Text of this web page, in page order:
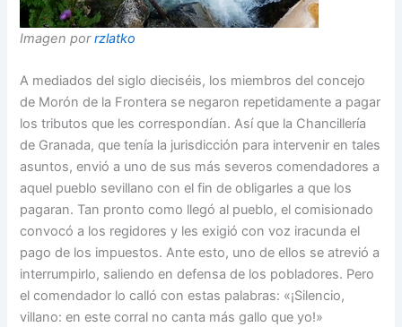
Imagen porrzlatko
A mediados del siglo dieciséis, los miembros del concejo
de Morón de la Frontera se negaron repetidamente a pagar
los tributos que les correspondían. Así que la Chancillería
de Granada, que tenía la jurisdicción para intervenir en tales
asuntos, envió a uno de sus más severos comendadores a
aquel pueblo sevillano con el fin de obligarles a que los
pagaran. Tan pronto como llegó al pueblo, el comisionado
convocó a los regidores y les exigió con voz iracunda el
pago de los impuestos. Ante esto, uno de ellos se atrevió a
interrumpirlo, saliendo en defensa de los pobladores. Pero
el comendador lo calló con estas palabras: «¡Silencio,
villano: en este corral no canta más gallo que yo!»